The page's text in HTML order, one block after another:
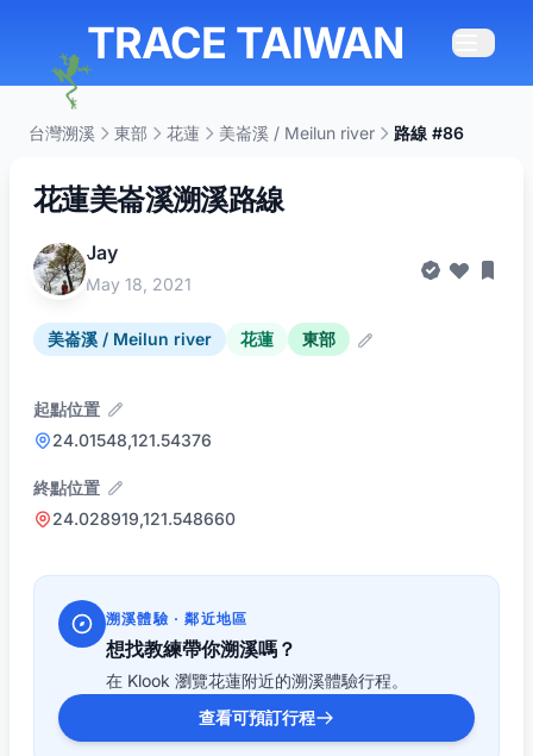
TRACE TAIWAN
台灣溯溪 東部 花蓮 美崙溪 / Meilun river 路線 #86
花蓮美崙溪溯溪路線
Jay
May 18, 2021
美崙溪 / Meilun river 花蓮 東部
起點位置
24.01548,121.54376
終點位置
24.028919,121.548660
溯溪體驗 · 鄰近地區
想找教練帶你溯溪嗎？
在 Klook 瀏覽花蓮附近的溯溪體驗行程。
查看可預訂行程